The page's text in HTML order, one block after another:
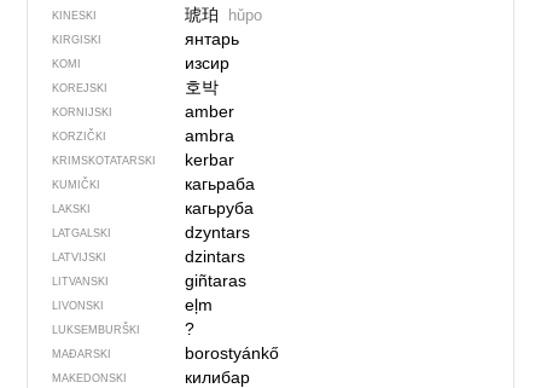
KINESKI 琥珀 hǔpo
KIRGISKI янтарь
KOMI изсир
KOREJSKI 호박
KORNIJSKI amber
KORZIČKI ambra
KRIMSKOTATARSKI kerbar
KUMIČKI кагьраба
LAKSKI кагьруба
LATGALSKI dzyntars
LATVIJSKI dzintars
LITVANSKI giñtaras
LIVONSKI eļm
LUKSEMBURŠKI ?
MAĐARSKI borostyánkő
MAKEDONSKI килибар